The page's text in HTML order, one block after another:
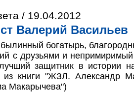
/ 19.04.2012
Валерий Васильев
богатырь,
с друзьями и
защитник в истории
из книги "ЖЗЛ. Александр
Макарычева")